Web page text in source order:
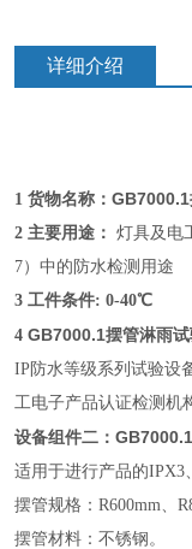
详细介绍
1 货物名称：
2 主要用途： 灯具及电
7）中的防水检测用途
3 工件条件: 0-40℃
4 GB7000.1摆管淋雨
IP防水等级系列试验设
工电子产品认证检测机
设备组件二：
适用于进行产品的IPX3
摆管规格： R600mm、
摆管材料：不锈钢。